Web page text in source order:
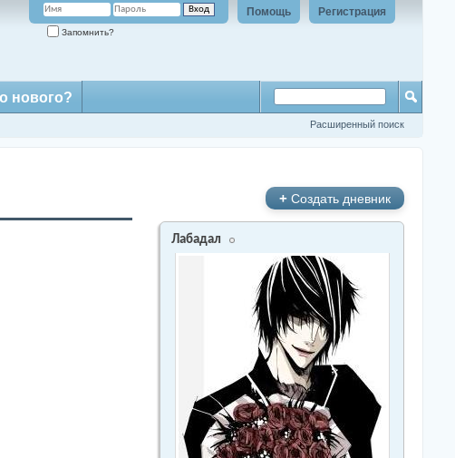
Регистрация
Помощь
Запомнить?
нового?
Расширенный поиск
+ Создать дневник
Лабадал